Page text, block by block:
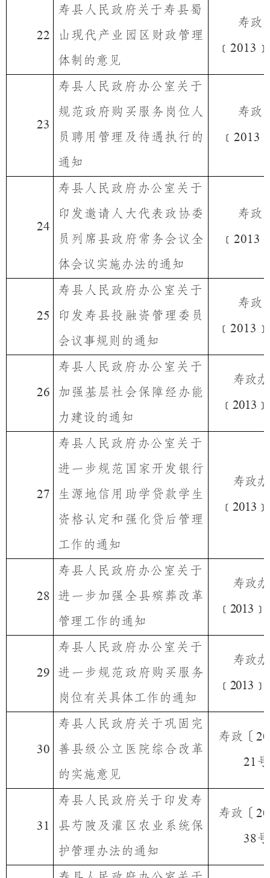
22
寿县人民政府 关于寿县蜀
山现代产业园区财政管理
体制的意见
寿政
﹝ 2013 ﹞
23
寿县人民政府办公室 关于
规范政府购买服务岗位人
员聘用管理及待遇执行的
通知
寿政
﹝ 2013
24
寿县人民政府办公室 关于
印发邀请人大代表政协委
员列席县政府常务会议全
体会议实施办法的通知
寿政
﹝ 2013
25
寿县人民政府办公室 关于
印发寿县投融资管理委员
会议事规则的通知
寿政
﹝ 2013 ﹞
26
寿县人民政府办公室 关于
加强基层社会保障经办能
力建设的通知
寿政
﹝ 2013 ﹞
27
寿县人民政府办公室 关于
进一步规范国家开发银行
生源地信用助学贷款学生
资格认定和强化贷后管理
工作的通知
寿政
﹝ 2013 ﹞
28
寿县人民政府办公室 关于
进一步加强全县殡葬改革
管理工作的通知
寿政
﹝ 2013 ﹞
29
寿县人民政府办公室 关于
进一步规范政府购买服务
岗位有关具体工作的通知
寿政
﹝ 2013 ﹞
30
寿县人民政府关于巩固完
善县级公立医院综合改革
的实施意见
寿政〔
21 号
31
寿县人民政府关于印发 寿
县芍陂及灌区农业系统保
护管理办法的通知
寿政〔
38号